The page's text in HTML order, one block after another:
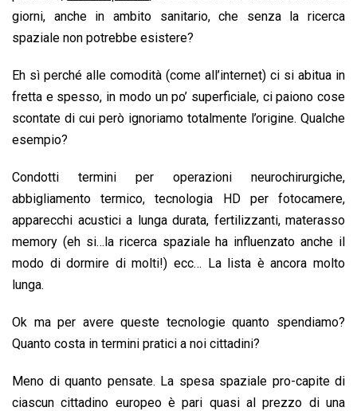
giorni, anche in ambito sanitario, che senza la ricerca
spaziale non potrebbe esistere?
Eh sì perché alle comodità (come all’internet) ci si abitua in
fretta e spesso, in modo un po’ superficiale, ci paiono cose
scontate di cui però ignoriamo totalmente l’origine. Qualche
esempio?
Condotti termini per operazioni neurochirurgiche,
abbigliamento termico, tecnologia HD per fotocamere,
apparecchi acustici a lunga durata, fertilizzanti, materasso
memory (eh si…la ricerca spaziale ha influenzato anche il
modo di dormire di molti!) ecc… La lista è ancora molto
lunga.
Ok ma per avere queste tecnologie quanto spendiamo?
Quanto costa in termini pratici a noi cittadini?
Meno di quanto pensate. La spesa spaziale pro-capite di
ciascun cittadino europeo è pari quasi al prezzo di una